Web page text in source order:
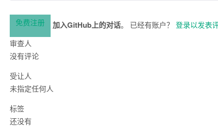
免费注册 加入GitHub上的对话。 已经有账户？ 登录以发表
审查人
没有评论
受让人
未指定任何人
标签
还没有